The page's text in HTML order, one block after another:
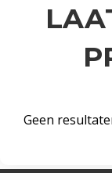
Geen